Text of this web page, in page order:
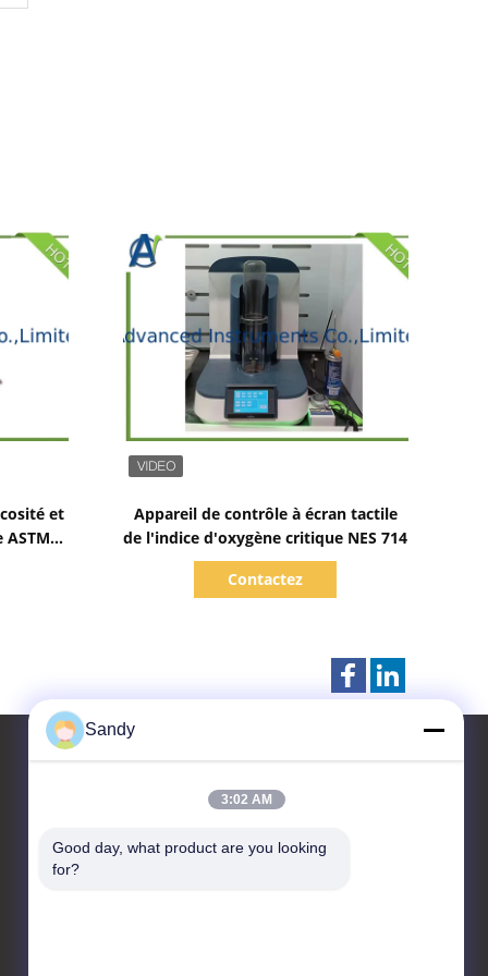
et
Appareil de contrôle à écran tactile
de l'indice d'oxygène critique NES 714
Contactez
Contactez-nous
Sandy
3:02 AM
Good day, what product are you looking
for?